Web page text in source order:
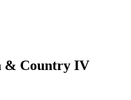
& Country IV